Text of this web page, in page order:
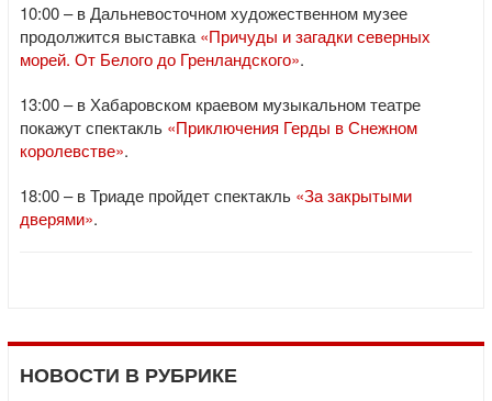
10:00 – в Дальневосточном художественном музее
продолжится выставка «Причуды и загадки северных
морей. От Белого до Гренландского».
13:00 – в Хабаровском краевом музыкальном театре
покажут спектакль «Приключения Герды в Снежном
королевстве».
18:00 – в Триаде пройдет спектакль «За закрытыми
дверями».
НОВОСТИ В РУБРИКЕ